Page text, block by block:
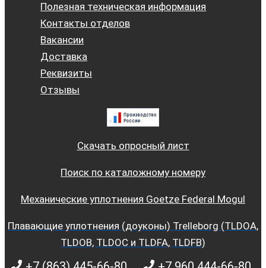
Полезная техническая информация
Контакты отделов
Вакансии
Доставка
Реквизиты
Отзывы
Скачать опросный лист
Поиск по каталожному номеру
Механические уплотнения Goetze Federal Mogul
Плавающие уплотнения (доуконы) Trelleborg (TLDOA,
TLDOB, TLDOC и TLDFA, TLDFB)